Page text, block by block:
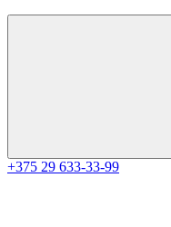
+375 29 633-33-99